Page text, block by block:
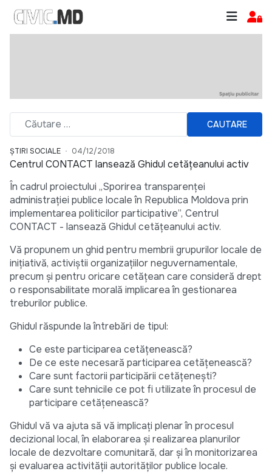
CAUTARE
ȘTIRI SOCIALE 04/12/2018
Centrul CONTACT lansează Ghidul cetățeanului activ
În cadrul proiectului „Sporirea transparenţei
administraţiei publice locale în Republica Moldova prin
implementarea politicilor participative”, Centrul
CONTACT - lansează Ghidul cetățeanului activ.
Vă propunem un ghid pentru membrii grupurilor locale de
iniţiativă, activiştii organizaţiilor neguvernamentale,
precum şi pentru oricare cetăţean care consideră drept
o responsabilitate morală implicarea în gestionarea
treburilor publice.
Ghidul răspunde la întrebări de tipul:
Ce este participarea cetăţenească?
De ce este necesară participarea cetăţenească?
Care sunt factorii participării cetăţeneşti?
Care sunt tehnicile ce pot fi utilizate în procesul de
participare cetăţenească?
Ghidul vă va ajuta să vă implicaţi plenar în procesul
decizional local, în elaborarea şi realizarea planurilor
locale de dezvoltare comunitară, dar şi în monitorizarea
şi evaluarea activităţii autorităţilor publice locale.